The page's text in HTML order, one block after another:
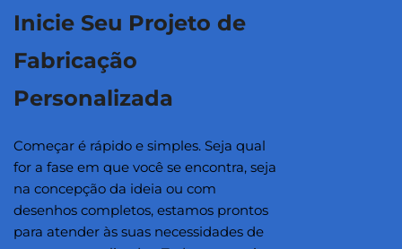
Inicie Seu Projeto de
Fabricação
Personalizada
Começar é rápido e simples. Seja qual
for a fase em que você se encontra, seja
na concepção da ideia ou com
desenhos completos, estamos prontos
para atender às suas necessidades de